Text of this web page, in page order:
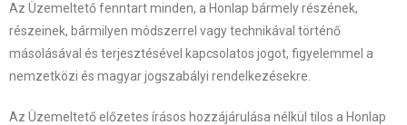
Az Üzemeltető fenntart minden, a Honlap bármely részének,
részeinek, bármilyen módszerrel vagy technikával történő
másolásával és terjesztésével kapcsolatos jogot, figyelemmel a
nemzetközi és magyar jogszabályi rendelkezésekre.
Az Üzemeltető előzetes írásos hozzájárulása nélkül tilos a Honlap